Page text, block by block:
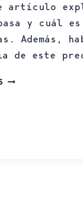
artículo
y cuál
Además,
de este